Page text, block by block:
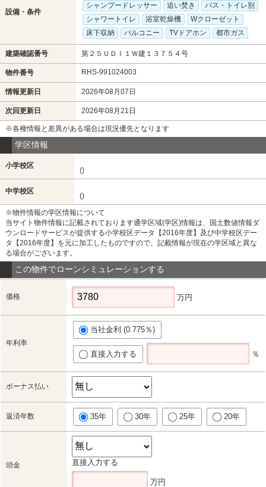
設備・条件
シャンプードレッサー
追い焚き
バス・トイレ別
シャワートイレ
浴室乾燥機
Wクローゼット
床下収納
バルコニー TVドアホン 都市ガス
建築確認番号 第２５ＵＤＩ１Ｗ建１３７５４号
物件番号 RHS-991024003
情報更新日 2026年08月07日
次回更新日 2026年08月21日
※各種情報と差異がある場合は現況優先となります
学区情報
小学校区
()
中学校区
()
※物件情報の学区情報について
当サイト物件情報に記載されております通学区域(学区)情報は、国土数値情報ダ
ウンロードサービスが提供する小学校区データ【2016年度】及び中学校区デー
タ【2016年度】を元に加工したものですので、記載情報が現在の学区域と異な
る場合がございます。
この物件でローンシミュレーションする
価格 万円
年利率
当社金利 (0.775％)
直接入力する ％
ボーナス払い
返済年数 35年 30年 25年 20年
頭金 直接入力する
万円